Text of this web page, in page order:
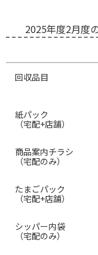
2025年度2月度
回収品目
紙パック
（宅配+店舗）
商品案内チラシ
（宅配のみ）
たまごパック
（宅配+店舗）
シッパー内袋
（宅配のみ）